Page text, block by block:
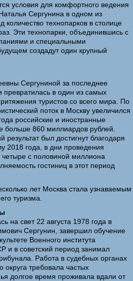
условия для комфортного ведения
Сергунина в одном из
количество технопарков в столице
Эти технопарки, объединившись с
и специальными
создадут один крупный
Сергуниной за последнее
превратилась в один из самых
туристов со всего мира. По
поток в Москву увеличился
российские и иностранные
больше 860 миллиардов рублей.
был достигнут благодаря
2018 года, в дни проведения
четыре с половиной миллиона
гостиниц в этот период
лет Москва стала узнаваемым
туризма.
на свет 22 августа 1978 года в
Сергунин, завершил обучение
Военного института
и в советский период занимал
Работа в судебных органах
округа требовала частых
долгое время проживала вдали от